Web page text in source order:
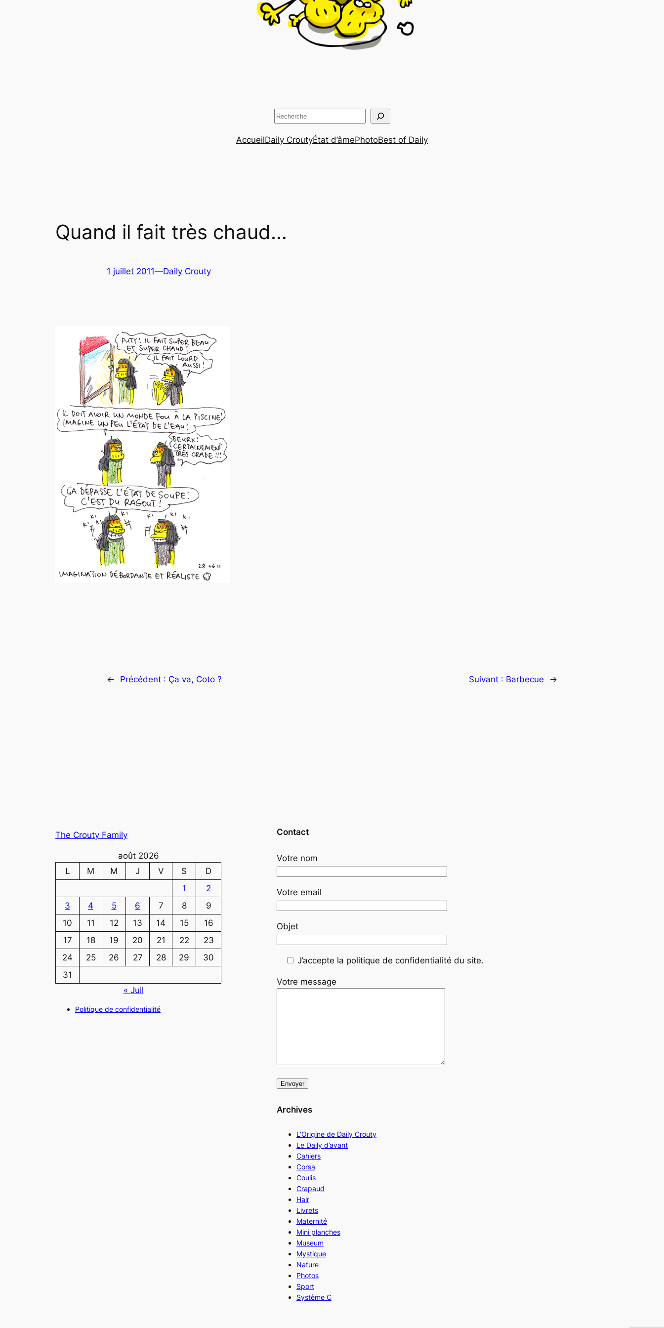
Rechercher
AccueilDaily CroutyÉtat d’âmePhotoBest of Daily
Quand il fait très chaud…
1 juillet 2011—Daily Crouty
← Précédent : Ça va, Coto ? Suivant : Barbecue →
The Crouty Family
août 2026
L
M M J V S
D
1
2
3
4 5 6 7 8
9
10
11 12 13 14 15
16
17
18 19 20 21 22
23
24
25 26 27 28 29
30
31
« Juil
Politique de confidentialité
Contact
Votre nom
Votre email
Objet
J’accepte la politique de confidentialité du site.
Votre message
Archives
L’Origine de Daily Crouty
Le Daily d’avant
Cahiers
Corsa
Coulis
Crapaud
Hair
Livrets
Maternité
Mini planches
Museum
Mystique
Nature
Photos
Sport
Système C